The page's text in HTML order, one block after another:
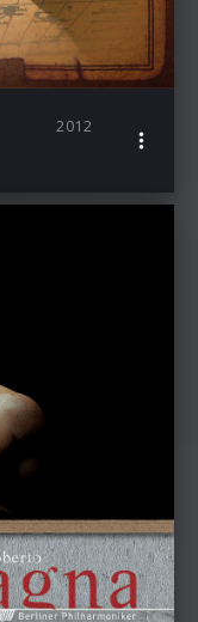
2012